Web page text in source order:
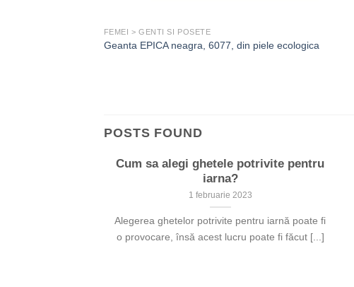
FEMEI > GENTI SI POSETE
Geanta EPICA neagra, 6077, din piele ecologica